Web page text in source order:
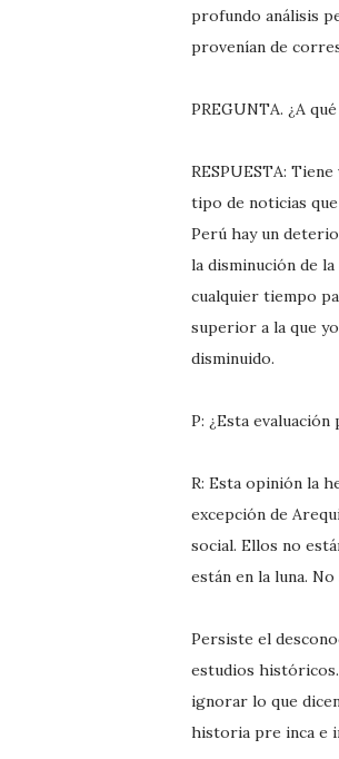
profundo análisis
provenían de
PREGUNTA. ¿A
RESPUESTA:
tipo de noticias
Perú hay un
la disminución de
cualquier tiempo
superior a la que
disminuido.
P: ¿Esta
R: Esta opinión la
excepción de
social. Ellos no
están en la luna. No
Persiste el
estudios
ignorar lo que
historia pre inca e